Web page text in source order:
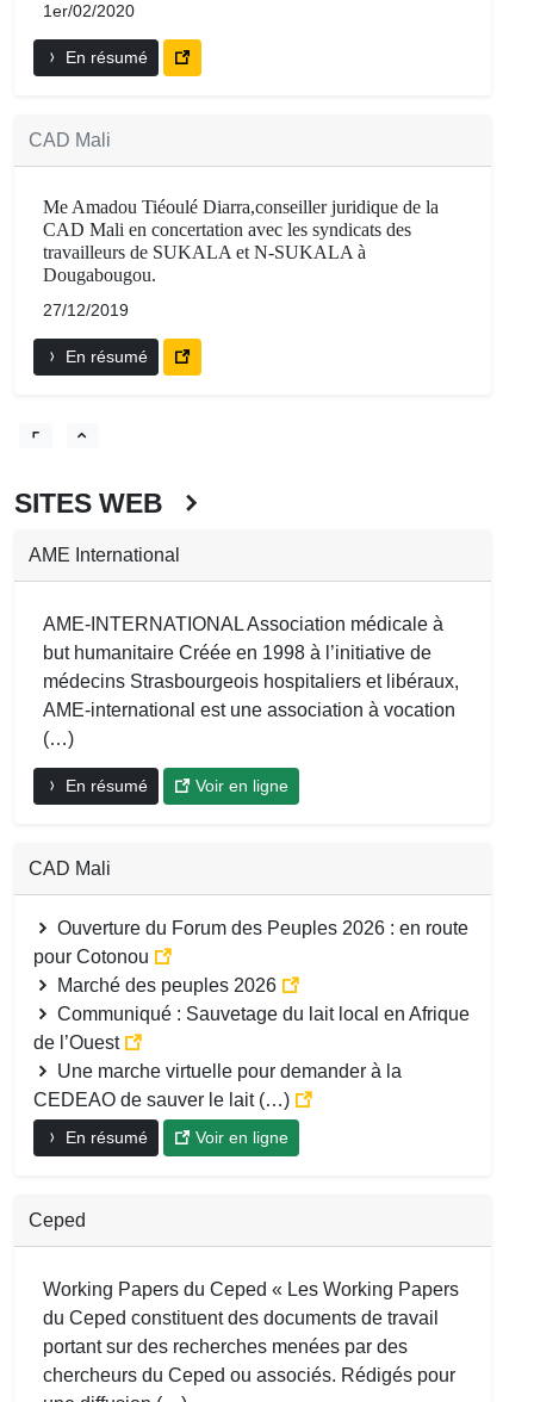
1er/02/2020
En résumé
CAD Mali
Me Amadou Tiéoulé Diarra,conseiller juridique de la
CAD Mali en concertation avec les syndicats des
travailleurs de SUKALA et N-SUKALA à
Dougabougou.
27/12/2019
En résumé
SITES WEB
AME International
AME-INTERNATIONAL Association médicale à
but humanitaire Créée en 1998 à l’initiative de
médecins Strasbourgeois hospitaliers et libéraux,
AME-international est une association à vocation
(…)
En résumé Voir en ligne
CAD Mali
Ouverture du Forum des Peuples 2026 : en route
pour Cotonou
Marché des peuples 2026
Communiqué : Sauvetage du lait local en Afrique
de l’Ouest
Une marche virtuelle pour demander à la
CEDEAO de sauver le lait (…)
En résumé Voir en ligne
Ceped
Working Papers du Ceped « Les Working Papers
du Ceped constituent des documents de travail
portant sur des recherches menées par des
chercheurs du Ceped ou associés. Rédigés pour